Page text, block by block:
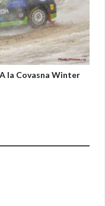
la Covasna Winter